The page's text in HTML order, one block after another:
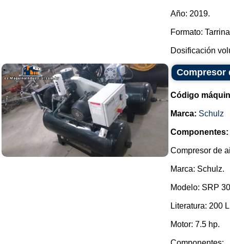
Año: 2019.
Formato:
Dosificación
Compresor
Código
Marca: Schulz
Componentes:
Compresor de
Marca: Schulz.
Modelo: SRP
Literatura: 200
Motor: 7.5 hp.